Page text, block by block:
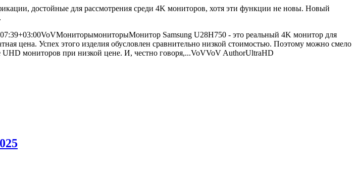
достойные для рассмотрения среди 4K мониторов, хотя эти функции не новы. Новый
VoVМониторымониторыМонитор Samsung U28H750 - это реальный 4K монитор для
цена. Успех этого изделия обусловлен сравнительно низкой стоимостью. Поэтому можно смело
UHD мониторов при низкой цене. И, честно говоря,...VoVVoVAuthorUltraHD